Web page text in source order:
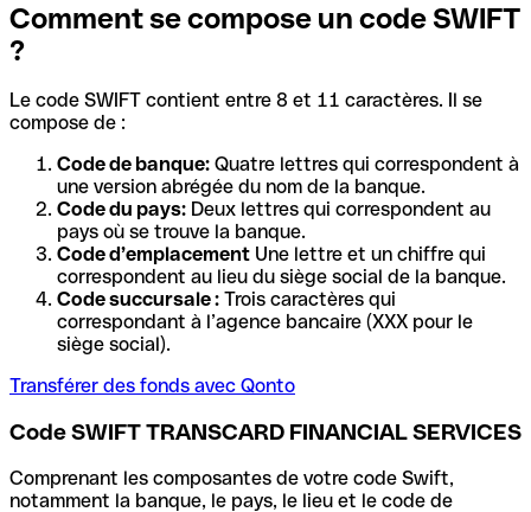
Comment se compose un code SWIFT
?
Le code SWIFT contient entre 8 et 11 caractères. Il se
compose de :
Code de banque: Quatre lettres qui correspondent à
une version abrégée du nom de la banque.
Code du pays: Deux lettres qui correspondent au
pays où se trouve la banque.
Code d’emplacement Une lettre et un chiffre qui
correspondent au lieu du siège social de la banque.
Code succursale : Trois caractères qui
correspondant à l’agence bancaire (XXX pour le
siège social).
Transférer des fonds avec Qonto
Code SWIFT TRANSCARD FINANCIAL SERVICES
Comprenant les composantes de votre code Swift,
notamment la banque, le pays, le lieu et le code de